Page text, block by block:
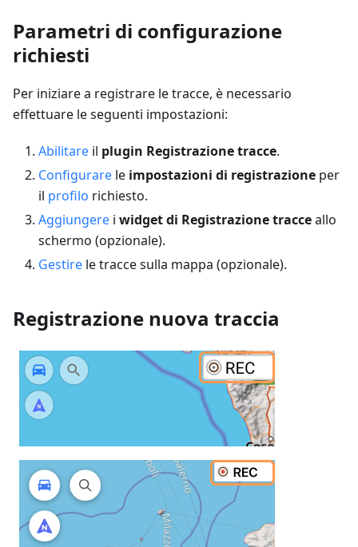
Parametri di configurazione
richiesti
Per iniziare a registrare le tracce, è necessario
effettuare le seguenti impostazioni:
Abilitare il plugin Registrazione tracce.
Configurare le impostazioni di registrazione per
il profilo richiesto.
Aggiungere i widget di Registrazione tracceallo
schermo (opzionale).
Gestire le tracce sulla mappa (opzionale).
Registrazione nuova traccia